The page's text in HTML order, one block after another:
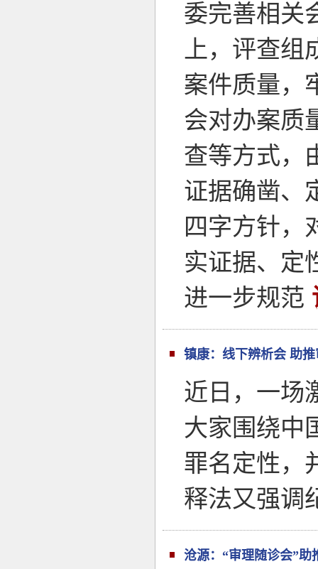
委完善相关
上，评查
案件质量，
会对办案质
查等方式，
证据确凿、
四字方针，
实证据、定
进一步规范
镇康：线下辨析会 助
近日，一场
大家围绕中
罪名定性，
释法又强调
沧源：“审理随诊会”助